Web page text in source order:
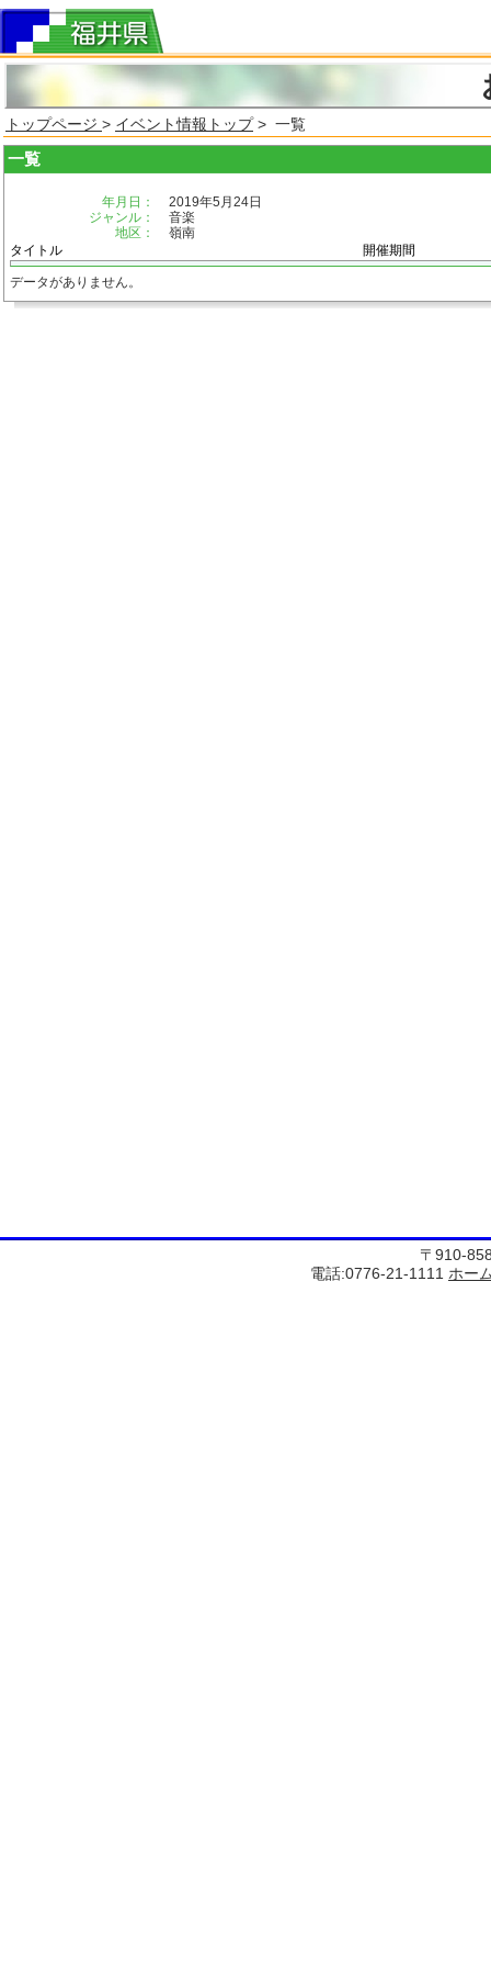
トップページ > イベント情報トップ> 一覧
一覧
年月日：
2019年5月24日
ジャンル：
音楽
地区：
嶺南
タイトル
開催期間
データがありません。
〒910-
電話:0776-21-1111 ホー